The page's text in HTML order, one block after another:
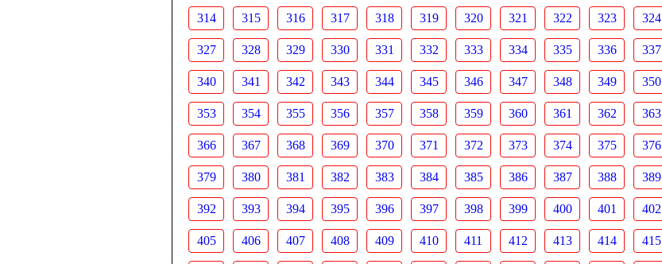
314 315 316 317 318 319 320 321 322 323 324
327 328 329 330 331 332 333 334 335 336 337
340 341 342 343 344 345 346 347 348 349 350
353 354 355 356 357 358 359 360 361 362 363
366 367 368 369 370 371 372 373 374 375 376
379 380 381 382 383 384 385 386 387 388 389
392 393 394 395 396 397 398 399 400 401 402
405 406 407 408 409 410 411 412 413 414 415